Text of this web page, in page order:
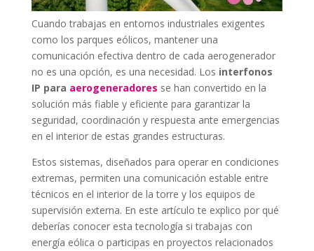
Cuando trabajas en entornos industriales exigentes
como los parques eólicos, mantener una
comunicación efectiva dentro de cada aerogenerador
no es una opción, es una necesidad. Los interfonos
IP para aerogeneradores se han convertido en la
solución más fiable y eficiente para garantizar la
seguridad, coordinación y respuesta ante emergencias
en el interior de estas grandes estructuras.
Estos sistemas, diseñados para operar en condiciones
extremas, permiten una comunicación estable entre
técnicos en el interior de la torre y los equipos de
supervisión externa. En este artículo te explico por qué
deberías conocer esta tecnología si trabajas con
energía eólica o participas en proyectos relacionados